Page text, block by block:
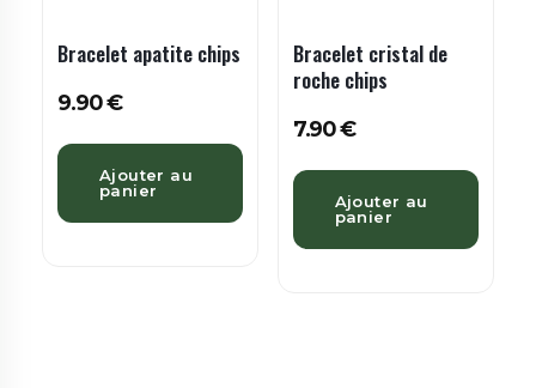
Bracelet apatite chips
9.90€
Ajouter au
panier
Bracelet cristal de
roche chips
7.90€
Ajouter au
panier